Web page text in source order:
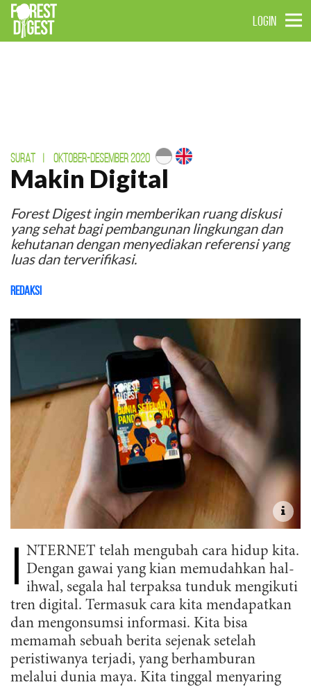
LOGIN
SURAT OKTOBER-DESEMBER 2020
Makin Digital
Forest Digest ingin memberikan ruang diskusi
yang sehat bagi pembangunan lingkungan dan
kehutanan dengan menyediakan referensi yang
luas dan terverifikasi.
Redaksi
I NTERNET telah mengubah cara hidup kita.
Dengan gawai yang kian memudahkan hal-
ihwal, segala hal terpaksa tunduk mengikuti
tren digital. Termasuk cara kita mendapatkan
dan mengonsumsi informasi. Kita bisa
memamah sebuah berita sejenak setelah
peristiwanya terjadi, yang berhamburan
melalui dunia maya. Kita tinggal menyaring